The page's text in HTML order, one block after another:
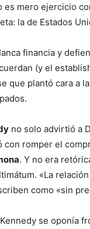
es mero ejercicio
la de Estados
financia y
(y el
que plantó cara a
no solo advirtió a
con romper el
. Y no era
«La
como «sin
se oponía